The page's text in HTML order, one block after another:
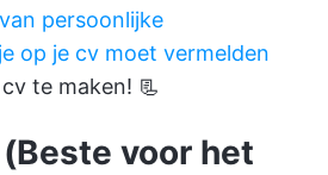
persoonlijke
op je cv moet vermelden
te maken! 📃
voor het